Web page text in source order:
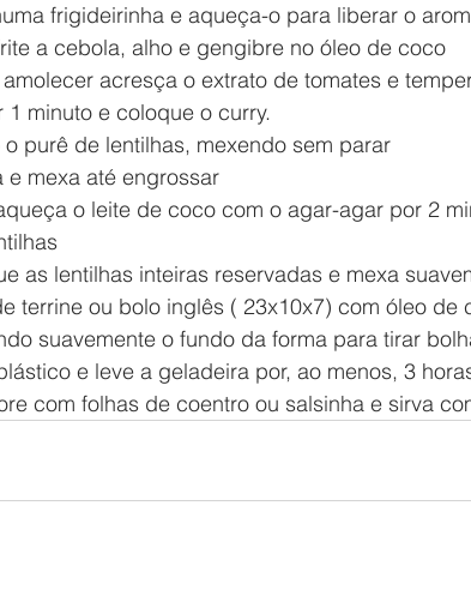
frigideirinha e aqueça-o para liberar o
a cebola, alho e gengibre no óleo de coco
acresça o extrato de tomates e
1 minuto e coloque o curry.
purê de lentilhas, mexendo sem parar
e mexa até engrossar
o leite de coco com o agar-agar por 2
as lentilhas inteiras reservadas e mexa
terrine ou bolo inglês ( 23x10x7) com óleo de
suavemente o fundo da forma para tirar
e leve a geladeira por, ao menos, 3
com folhas de coentro ou salsinha e sirva